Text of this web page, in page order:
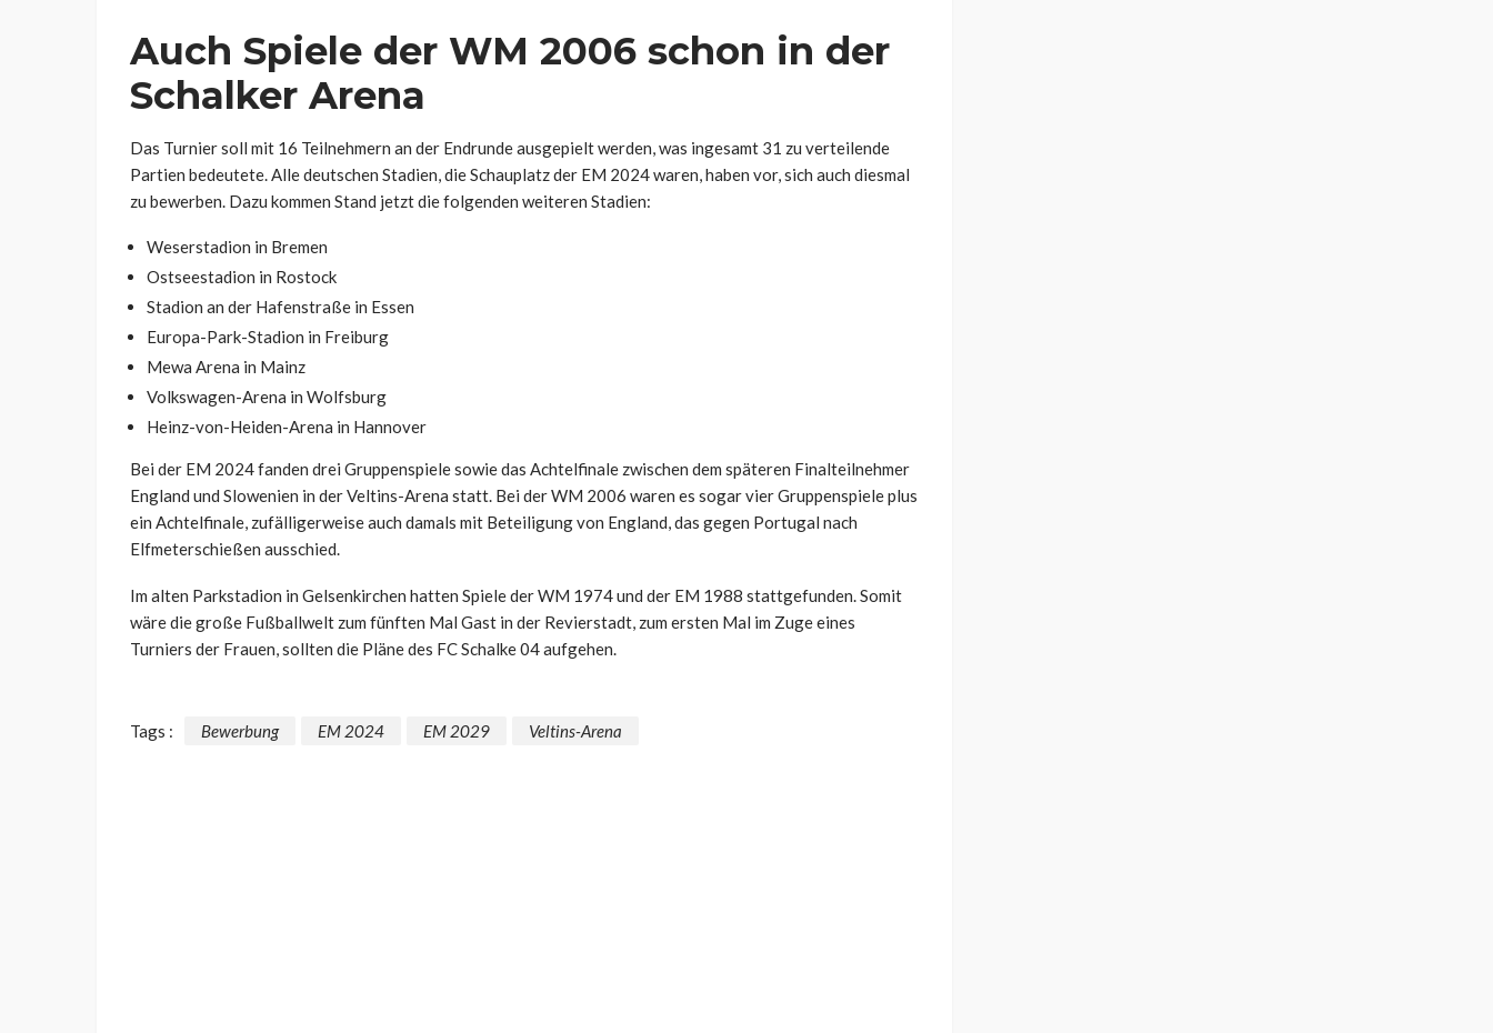
Auch Spiele der WM 2006 schon in der
Schalker Arena
Das Turnier soll mit 16 Teilnehmern an der Endrunde ausgepielt werden, was ingesamt 31 zu verteilende
Partien bedeutete. Alle deutschen Stadien, die Schauplatz der EM 2024 waren, haben vor, sich auch diesmal
zu bewerben. Dazu kommen Stand jetzt die folgenden weiteren Stadien:
Weserstadion in Bremen
Ostseestadion in Rostock
Stadion an der Hafenstraße in Essen
Europa-Park-Stadion in Freiburg
Mewa Arena in Mainz
Volkswagen-Arena in Wolfsburg
Heinz-von-Heiden-Arena in Hannover
Bei der EM 2024 fanden drei Gruppenspiele sowie das Achtelfinale zwischen dem späteren Finalteilnehmer
England und Slowenien in der Veltins-Arena statt. Bei der WM 2006 waren es sogar vier Gruppenspiele plus
ein Achtelfinale, zufälligerweise auch damals mit Beteiligung von England, das gegen Portugal nach
Elfmeterschießen ausschied.
Im alten Parkstadion in Gelsenkirchen hatten Spiele der WM 1974 und der EM 1988 stattgefunden. Somit
wäre die große Fußballwelt zum fünften Mal Gast in der Revierstadt, zum ersten Mal im Zuge eines
Turniers der Frauen, sollten die Pläne des FC Schalke 04 aufgehen.
Tags : Bewerbung EM 2024 EM 2029 Veltins-Arena